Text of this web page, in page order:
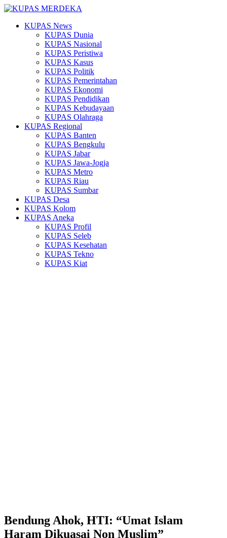
KUPAS News
KUPAS Dunia
KUPAS Nasional
KUPAS Peristiwa
KUPAS Kasus
KUPAS Politik
KUPAS Pemerintahan
KUPAS Ekonomi
KUPAS Pendidikan
KUPAS Kebudayaan
KUPAS Olahraga
KUPAS Regional
KUPAS Banten
KUPAS Bengkulu
KUPAS Jabar
KUPAS Jawa-Jogja
KUPAS Metro
KUPAS Riau
KUPAS Sumbar
KUPAS Desa
KUPAS Kolom
KUPAS Aneka
KUPAS Profil
KUPAS Seleb
KUPAS Kesehatan
KUPAS Tekno
KUPAS Kiat
Bendung Ahok, HTI: “Umat Islam
Haram Dikuasai Non Muslim”